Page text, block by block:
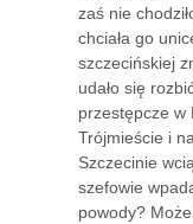
zaś nie
chciała go
szczecińskiej
udało się
przestępcze w
Trójmieście i
Szczecinie
szefowie
powody?